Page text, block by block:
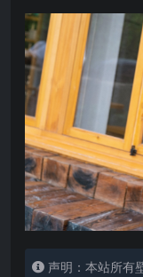
声明：本站所有